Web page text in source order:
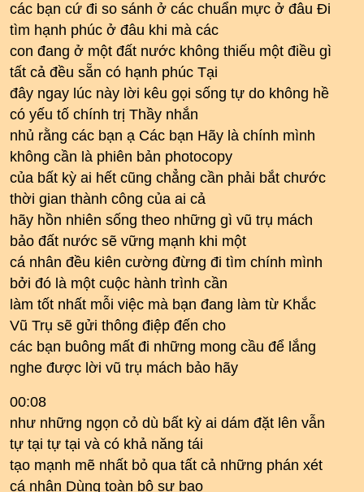
các bạn cứ đi so sánh ở các chuẩn mực ở đâu Đi
tìm hạnh phúc ở đâu khi mà các
con đang ở một đất nước không thiếu một điều gì
tất cả đều sẵn có hạnh phúc Tại
đây ngay lúc này lời kêu gọi sống tự do không hề
có yếu tố chính trị Thầy nhắn
nhủ rằng các bạn ạ Các bạn Hãy là chính mình
không cần là phiên bản photocopy
của bất kỳ ai hết cũng chẳng cần phải bắt chước
thời gian thành công của ai cả
hãy hồn nhiên sống theo những gì vũ trụ mách
bảo đất nước sẽ vững mạnh khi một
cá nhân đều kiên cường đừng đi tìm chính mình
bởi đó là một cuộc hành trình cần
làm tốt nhất mỗi việc mà bạn đang làm từ Khắc
Vũ Trụ sẽ gửi thông điệp đến cho
các bạn buông mất đi những mong cầu để lắng
nghe được lời vũ trụ mách bảo hãy
00:08
như những ngọn cỏ dù bất kỳ ai dám đặt lên vẫn
tự tại tự tại và có khả năng tái
tạo mạnh mẽ nhất bỏ qua tất cả những phán xét
cá nhân Dùng toàn bộ sự bao